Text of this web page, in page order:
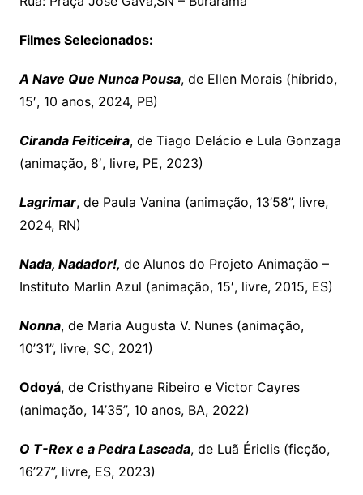
Filmes Selecionados:
A Nave Que Nunca Pousa, de Ellen Morais (híbrido,
15′, 10 anos, 2024, PB)
Ciranda Feiticeira, de Tiago Delácio e Lula Gonzaga
(animação, 8′, livre, PE, 2023)
Lagrimar, de Paula Vanina (animação, 13’58”, livre,
2024, RN)
Nada, Nadador!, de Alunos do Projeto Animação –
Instituto Marlin Azul (animação, 15′, livre, 2015, ES)
Nonna, de Maria Augusta V. Nunes (animação,
10’31”, livre, SC, 2021)
Odoyá, de Cristhyane Ribeiro e Victor Cayres
(animação, 14’35”, 10 anos, BA, 2022)
O T-Rex e a Pedra Lascada, de Luã Ériclis (ficção,
16’27”, livre, ES, 2023)